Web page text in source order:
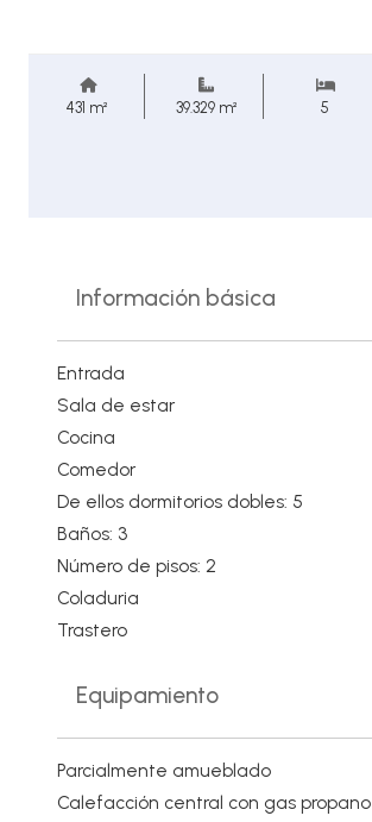
431 m² 39.329 m² 5
Información básica
Entrada
Sala de estar
Cocina
Comedor
De ellos dormitorios dobles: 5
Baños: 3
Número de pisos: 2
Coladuria
Trastero
Equipamiento
Parcialmente amueblado
Calefacción central con gas propano